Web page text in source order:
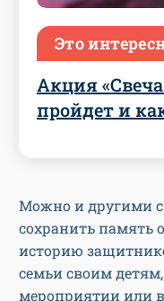
Это
Акция
пройдет и
Можно и другими
сохранить память
историю
семьи своим
мероприятии или